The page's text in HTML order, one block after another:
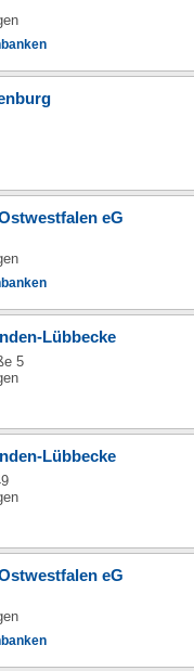
eG
Lübbecke
5
Lübbecke
eG